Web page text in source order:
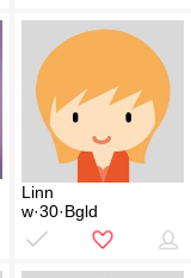
Linn
w·30·Bgld